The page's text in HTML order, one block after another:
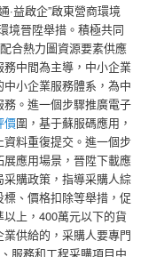
·益啟企”啟東營商環境
境晉陞舉措。積極共同
合熱力圖資源要素供應
中間為主導，中小企業
小企業服務體系，為中
。進一個步驟推廣電子
價圍，基于蘇服碼應用，
料重復提交。進一個步
應用場景，晉陞下載應
購政策，指導采購人綜
、價格扣除等舉措，促
上，400萬元以下的貨
供給的，采購人要專門
服務和工程采購項目中